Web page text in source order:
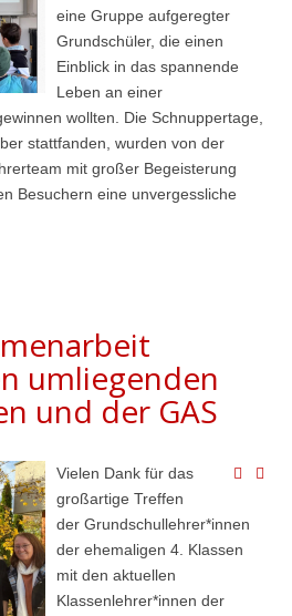
eine Gruppe aufgeregter
Grundschüler, die einen
Einblick in das spannende
Leben an einer
wollten. Die Schnuppertage,
stattfanden, wurden von der
mit großer Begeisterung
Besuchern eine unvergessliche
umliegenden
und der GAS
Vielen Dank für das
großartige Treffen
der Grundschullehrer*innen
der ehemaligen 4. Klassen
mit den aktuellen
Klassenlehrer*innen der